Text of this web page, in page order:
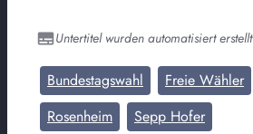
Untertitel wurden automatisiert erstellt
Bundestagswahl Freie Wähler
Rosenheim
Sepp Hofer